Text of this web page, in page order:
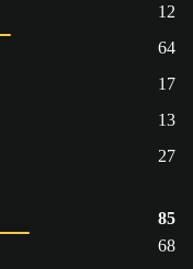
12
64
17
13
27
85
68